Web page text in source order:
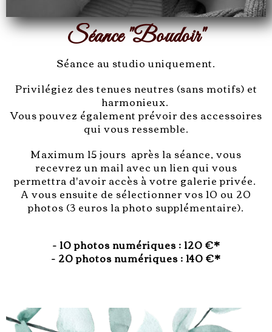
Séance "Boudoir"
Séance au studio uniquement.
Privilégiez des tenues neutres (sans motifs) et
harmonieux.
Vous pouvez également prévoir des accessoires
qui vous ressemble.
Maximum 15 jours après la séance, vous
recevrez un mail avec un lien qui vous
permettra d'avoir accès à votre galerie privée.
A vous ensuite de sélectionner vos 10 ou 20
photos (3 euros la photo supplémentaire).
- 10 photos numériques : 120 €*
- 20 photos numériques : 140 €*